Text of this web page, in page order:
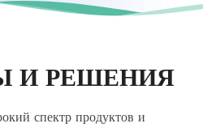
И РЕШЕНИЯ
спектр продуктов и